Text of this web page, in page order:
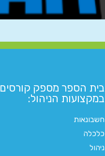
בית הספר מספק קורסים
במקצועות הניהול:
חשבונאות
כלכלה
ניהול